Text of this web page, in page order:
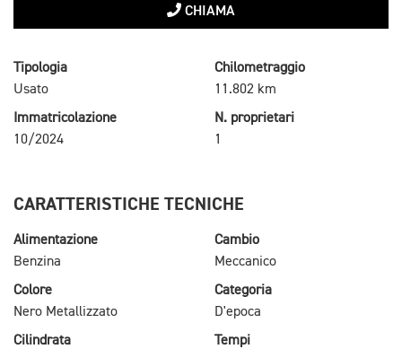
CHIAMA
Tipologia
Usato
Chilometraggio
11.802 km
Immatricolazione
10/2024
N. proprietari
1
CARATTERISTICHE TECNICHE
Alimentazione
Benzina
Cambio
Meccanico
Colore
Nero Metallizzato
Categoria
D'epoca
Cilindrata
Tempi